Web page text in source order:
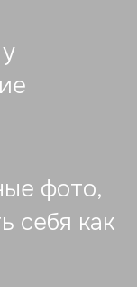
фото,
себя как